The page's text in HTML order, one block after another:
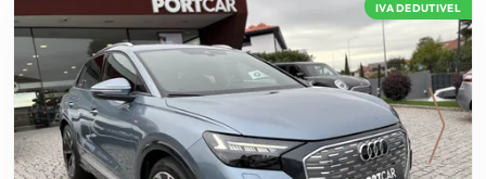
IVA DEDUTIVEL
Next